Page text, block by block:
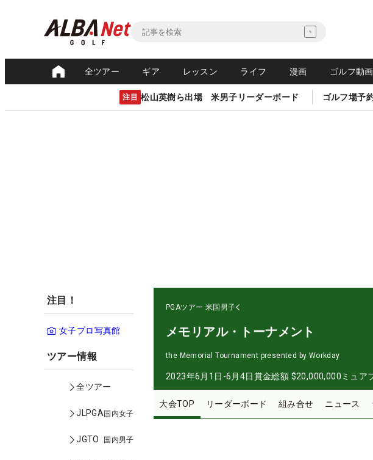
全ツアー ギア レッスン ライフ 漫画 ゴルフ動画
注目 松山英樹ら出場 米男子リーダーボード ゴルフ場予
注目！
女子プロ写真館
ツアー情報
全ツアー
JLPGA国内女子
JGTO 国内男子
PGAツアー 米国男子
メモリアル・トーナメント
the Memorial Tournament presented by Workday
2023年6月1日-6月4日賞金総額 $20,000,000 ミュア
大会TOP リーダーボード 組み合せ ニュース